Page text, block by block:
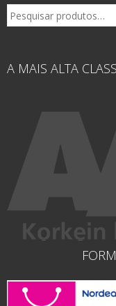
Pesquisar
por:
A MAIS ALTA